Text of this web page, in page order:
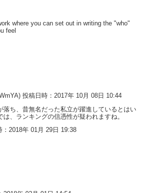
where you can set out in writing the "who"
feel
投稿日時：2017年 10月 08日 10:44
ち、昔無名だった私立が躍進しているとはい
、ランキングの信憑性が疑われますね。
2018年 01月 29日 19:38